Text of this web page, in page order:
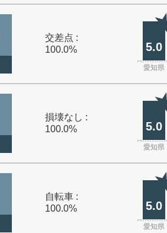
交差点 :
100.0%
5.0
愛知県
損壊なし :
100.0%
5.0
愛知県
自転車 :
100.0%
5.0
愛知県